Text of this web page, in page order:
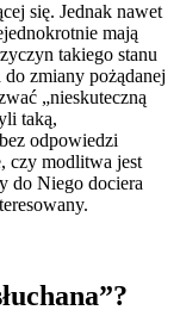
się. Jednak nawet
mają
takiego stanu
zmiany pożądanej
„nieskuteczną
taką,
odpowiedzi
czy modlitwa jest
do Niego dociera